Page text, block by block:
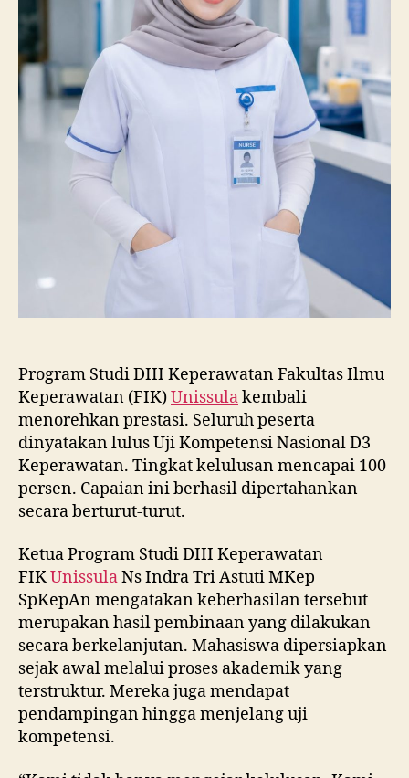
Kompetensi
Nasional
Program Studi DIII Keperawatan Fakultas Ilmu
Keperawatan (FIK)Unissulakembali
menorehkan prestasi. Seluruh peserta
dinyatakan lulus Uji Kompetensi Nasional D3
Keperawatan. Tingkat kelulusan mencapai 100
persen. Capaian ini berhasil dipertahankan
secara berturut-turut.
Ketua Program Studi DIII Keperawatan
FIKUnissulaNs Indra Tri Astuti MKep
SpKepAn mengatakan keberhasilan tersebut
merupakan hasil pembinaan yang dilakukan
secara berkelanjutan. Mahasiswa dipersiapkan
sejak awal melalui proses akademik yang
terstruktur. Mereka juga mendapat
pendampingan hingga menjelang uji
kompetensi.